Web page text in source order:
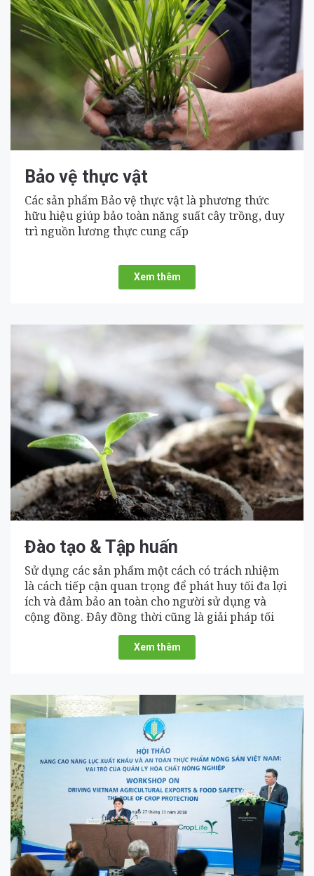
Bảo vệ thực vật
Các sản phẩm Bảo vệ thực vật là phương thức
hữu hiệu giúp bảo toàn năng suất cây trồng, duy
trì nguồn lương thực cung cấp
Xem thêm
Đào tạo & Tập huấn
Sử dụng các sản phẩm một cách có trách nhiệm
là cách tiếp cận quan trọng để phát huy tối đa lợi
ích và đảm bảo an toàn cho người sử dụng và
cộng đồng. Đây đồng thời cũng là giải pháp tối
ưu hướng đến phát triển bền vững.
Xem thêm